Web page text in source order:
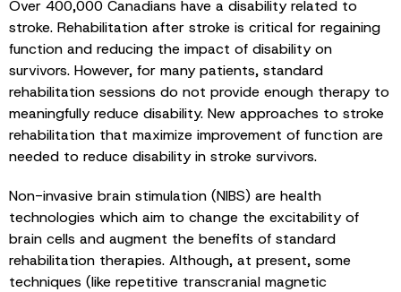
Over 400,000 Canadians have a disability related to
stroke. Rehabilitation after stroke is critical for regaining
function and reducing the impact of disability on
survivors. However, for many patients, standard
rehabilitation sessions do not provide enough therapy to
meaningfully reduce disability. New approaches to stroke
rehabilitation that maximize improvement of function are
needed to reduce disability in stroke survivors.
Non-invasive brain stimulation (NIBS) are health
technologies which aim to change the excitability of
brain cells and augment the benefits of standard
rehabilitation therapies. Although, at present, some
techniques (like repetitive transcranial magnetic